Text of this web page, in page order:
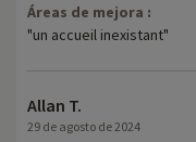
Áreas de mejora :
"un accueil inexistant"
Allan T.
29 de agosto de 2024